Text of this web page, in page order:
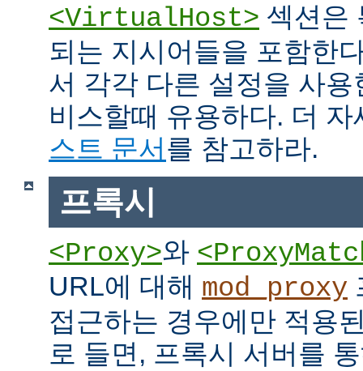
<VirtualHost> 섹션은
되는 지시어들을 포함한
서 각각 다른 설정을 사
비스할때 유용하다. 더
스트 문서를 참고하라.
프록시
<Proxy>와
URL에 대해 mod_proxy
접근하는 경우에만 적용
로 들면, 프록시 서버를